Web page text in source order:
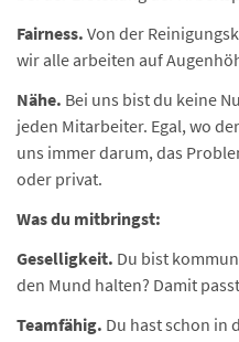
Fairness. Von der
wir alle arbeiten auf
Nähe. Bei uns bist du keine
jeden Mitarbeiter. Egal, wo
uns immer darum, das
oder privat.
Was du mitbringst:
Geselligkeit. Du bist
den Mund halten? Damit
Teamfähig. Du hast schon in